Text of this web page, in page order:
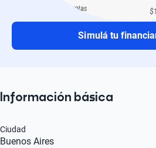
Simulá tu
Información básica
Buenos Aires
Ciudad